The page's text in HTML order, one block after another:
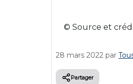
© Source et
28 mars 2022 par
Partager